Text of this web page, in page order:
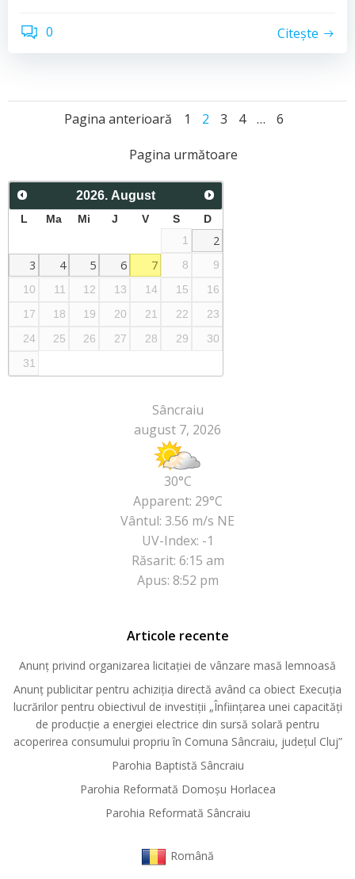
0 Citește
Posts
navigation
Pagina anterioară
Posts
navigation
Page
1 Page
2 Page
3 Page
4 … Page
6
Posts
navigation
Pagina următoare
2026. August
L Ma Mi J V S
D
1
2
3
4 5 6 7 8
9
10
11 12 13 14 15
16
17
18 19 20 21 22
23
24
25 26 27 28 29
30
31
Sâncraiu
august 7, 2026
30°C
Apparent: 29°C
Vântul: 3.56 m/s NE
UV-Index: -1
Răsarit: 6:15 am
Apus: 8:52 pm
Articole recente
Anunț privind organizarea licitației de vânzare masă lemnoasă
Anunț publicitar pentru achiziția directă având ca obiect Execuția
lucrărilor pentru obiectivul de investiții „Înființarea unei capacități
de producție a energiei electrice din sursă solară pentru
acoperirea consumului propriu în Comuna Sâncraiu, județul Cluj”
Parohia Baptistă Sâncraiu
Parohia Reformată Domoşu Horlacea
Parohia Reformată Sâncraiu
Română